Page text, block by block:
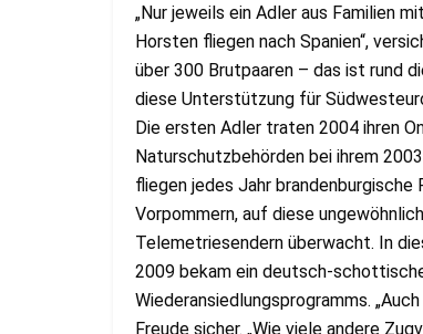
„Nur jeweils ein Adler aus Familien
Horsten fliegen nach Spanien“,
über 300 Brutpaaren – das ist rund
diese Unterstützung für
Die ersten Adler traten 2004 ihren
Naturschutzbehörden bei ihrem
fliegen jedes Jahr
Vorpommern, auf diese
Telemetriesendern überwacht. In
2009 bekam ein deutsch-
Wiederansiedlungsprogramms.
Freude sicher. „Wie viele andere